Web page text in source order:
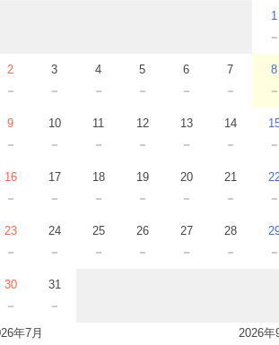
1
－
2
－
3
－
4
－
5
－
6
－
7
－
8
－
9
－
10
－
11
－
12
－
13
－
14
－ －
16
－
17
－
18
－
19
－
20
－
21
－ －
23
－
24
－
25
－
26
－
27
－
28
－ －
30
－
31
－
年7月 2026年